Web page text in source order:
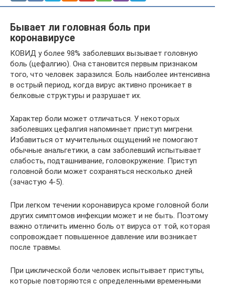
Бывает ли головная боль при
коронавирусе
КОВИД у более 98% заболевших вызывает головную
боль (цефалгию). Она становится первым признаком
того, что человек заразился. Боль наиболее интенсивна
в острый период, когда вирус активно проникает в
белковые структуры и разрушает их.
Характер боли может отличаться. У некоторых
заболевших цефалгия напоминает приступ мигрени.
Избавиться от мучительных ощущений не помогают
обычные анальгетики, а сам заболевший испытывает
слабость, подташнивание, головокружение. Приступ
головной боли может сохраняться несколько дней
(зачастую 4-5).
При легком течении коронавируса кроме головной боли
других симптомов инфекции может и не быть. Поэтому
важно отличить именно боль от вируса от той, которая
сопровождает повышенное давление или возникает
после травмы.
При циклической боли человек испытывает приступы,
которые повторяются с определенными временными